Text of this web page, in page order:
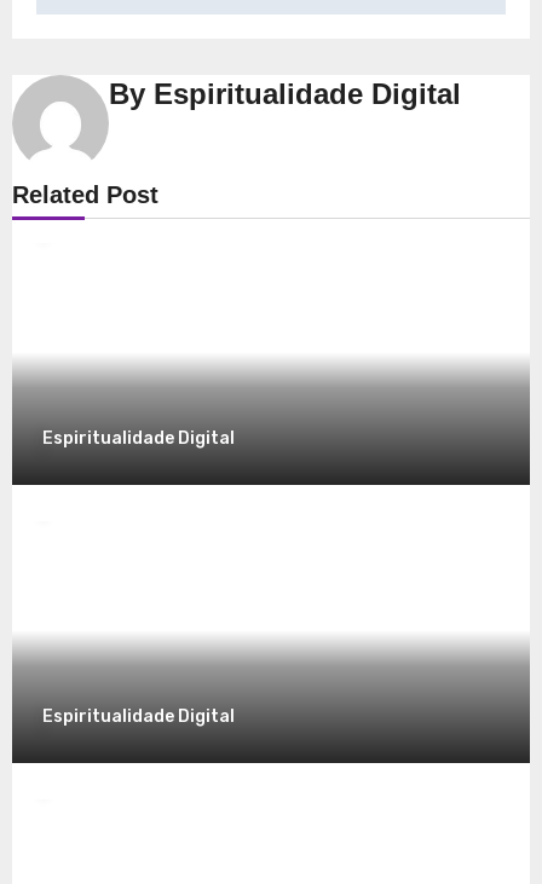
By Espiritualidade Digital
Related Post
Espiritualidade
Explorando a Espiritualidade: Conexão e
Espiritualidade Digital
Espiritualidade Digital